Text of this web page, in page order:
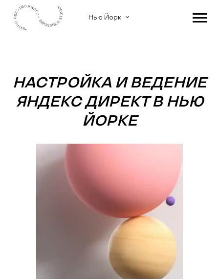
Нью Йорк
НАСТРОЙКА И ВЕДЕНИЕ
ЯНДЕКС ДИРЕКТ В НЬЮ
ЙОРКЕ